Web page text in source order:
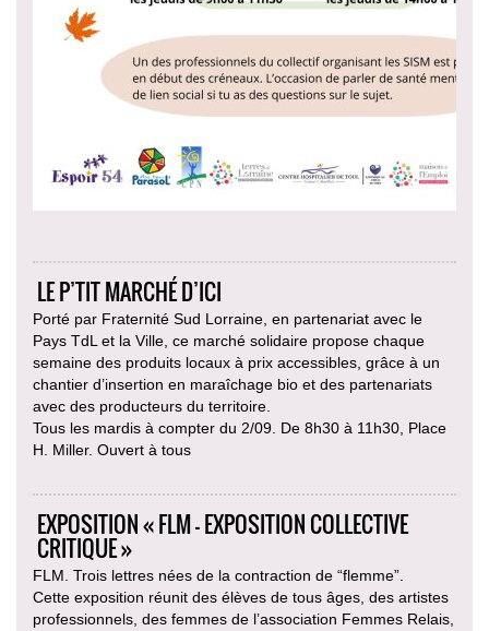
LE P’TIT MARCHÉ D’ICI
Porté par Fraternité Sud Lorraine, en partenariat avec le
Pays TdL et la Ville, ce marché solidaire propose chaque
semaine des produits locaux à prix accessibles, grâce à un
chantier d’insertion en maraîchage bio et des partenariats
avec des producteurs du territoire.
Tous les mardis à compter du 2/09. De 8h30 à 11h30, Place
H. Miller. Ouvert à tous
EXPOSITION « FLM — EXPOSITION COLLECTIVE
CRITIQUE »
FLM. Trois lettres nées de la contraction de “flemme”.
Cette exposition réunit des élèves de tous âges, des artistes
professionnels, des femmes de l’association Femmes Relais,